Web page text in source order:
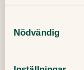
Nödvändig
kan den
hostan
att lindra